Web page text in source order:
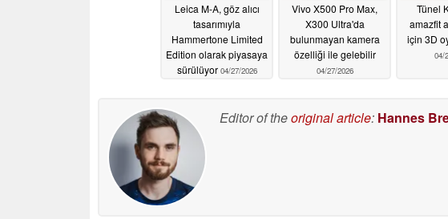
Leica M-A, göz alıcı
tasarımıyla
Hammertone Limited
Edition olarak piyasaya
sürülüyor 04/27/2026
Vivo X500 Pro Max,
X300 Ultra'da
bulunmayan kamera
özelliği ile gelebilir
04/27/2026
Tünel
amazfit
için 3D
04/
Editor of theoriginal article: Hannes